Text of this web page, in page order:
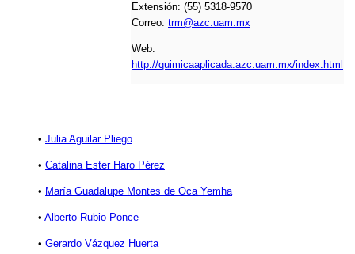
Extensión: (55) 5318-9570
Correo: trm@azc.uam.mx
Web:
http://quimicaaplicada.azc.uam.mx/index.html
• Julia Aguilar Pliego
• Catalina Ester Haro Pérez
• María Guadalupe Montes de Oca Yemha
• Alberto Rubio Ponce
• Gerardo Vázquez Huerta